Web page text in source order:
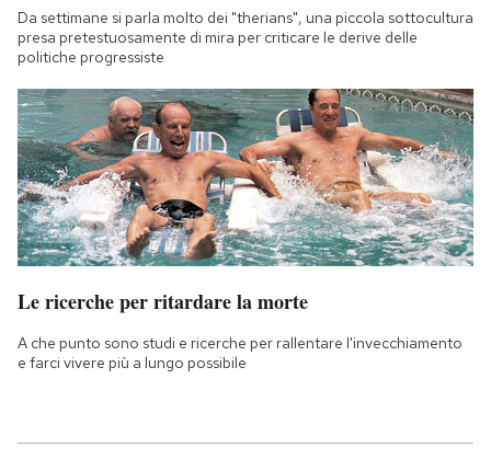
Da settimane si parla molto dei "therians", una piccola sottocultura
presa pretestuosamente di mira per criticare le derive delle
politiche progressiste
Le ricerche per ritardare la morte
A che punto sono studi e ricerche per rallentare l'invecchiamento
e farci vivere più a lungo possibile